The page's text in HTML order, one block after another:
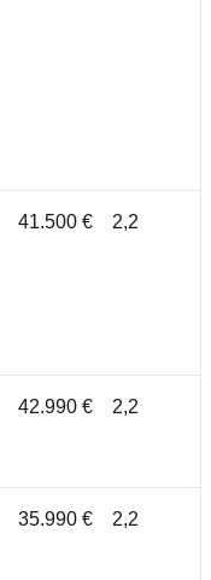
41.500 € 2,2
42.990 € 2,2
35.990 € 2,2